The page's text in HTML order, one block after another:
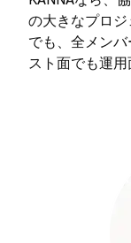
の大きなプロ
でも、全メン
スト面でも運用